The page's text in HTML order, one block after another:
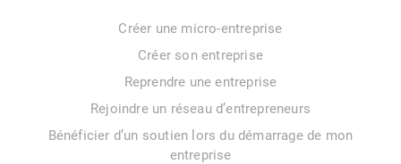
Créer une micro-entreprise
Créer son entreprise
Reprendre une entreprise
Rejoindre un réseau d’entrepreneurs
Bénéficier d’un soutien lors du démarrage de mon
entreprise